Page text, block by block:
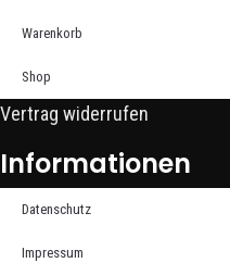
Warenkorb
Shop
Vertrag widerrufen
Informationen
Datenschutz
Impressum